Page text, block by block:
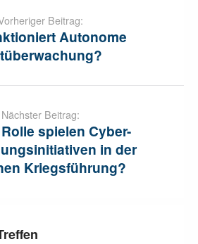
Beitrag:
Autonome
Nächster Beitrag:
spielen Cyber-
in der
Kriegsführung?